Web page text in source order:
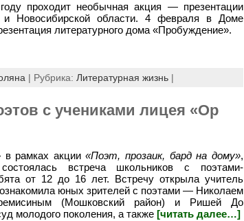
проходит необычная акция — презентации
и Новосибирской области. 4 февраля в Доме
литературного дома «Пробуждение».
| Рубрика: Литературная жизнь|
с учениками лицея «Ор
в рамках акции«Поэт, прозаик, бард на дому»,
встреча школьников с поэтами-
от 12 до 16 лет. Встречу открыла учитель
юных зрителей с поэтами — Николаем
(Мошковский район) и Ришей До
молодого поколения, а также [читать далее…]